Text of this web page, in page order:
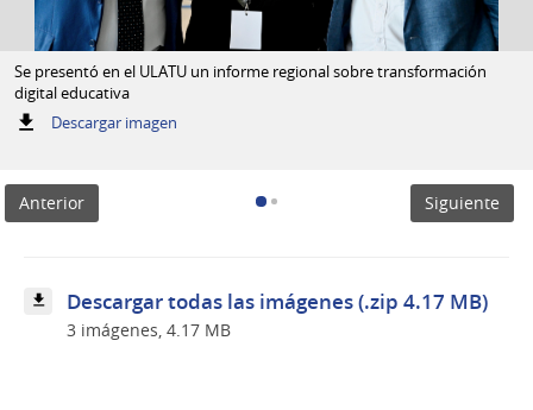
Se presentó en el ULATU un informe regional sobre transformación
digital educativa
Descargar imagen:
regional
sobre
transformación
Anterior Siguiente
Descargar todas las imágenes (.zip 4.17 MB)
3 imágenes, 4.17 MB